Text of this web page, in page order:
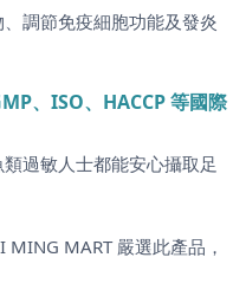
調節免疫細胞功能及發炎
、ISO、HACCP 等國際
過敏人士都能安心攝取足
MART 嚴選此產品，